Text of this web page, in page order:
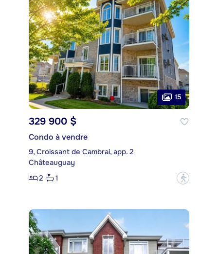
15
329 900 $
Condo à vendre
9, Croissant de Cambrai, app. 2
Châteauguay
2
1 ?